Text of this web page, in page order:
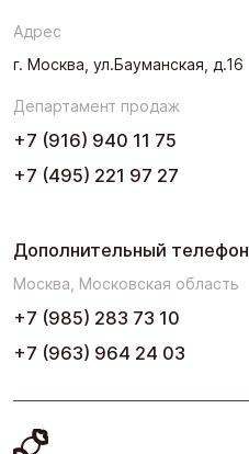
Урал
Адрес
г. Москва, ул.Бауманская, д.16
Департамент продаж
+7 (916) 940 11 75
+7 (495) 221 97 27
Дополнительный телефон
Москва, Московская область
+7 (985) 283 73 10
+7 (963) 964 24 03